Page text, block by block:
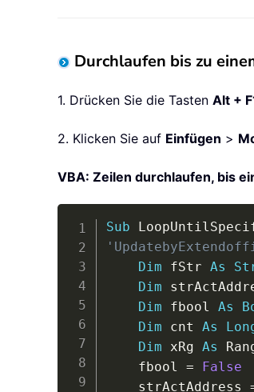
Durchlaufen bis zu
1. Drücken Sie die Tasten Alt +
2. Klicken Sie auf Einfügen >
VBA: Zeilen durchlaufen, bis
Sub
Dim fStr As
Dim
Dim fbool As
Dim cnt As
Dim xRg As
    fbool
=
False
    strActAddress